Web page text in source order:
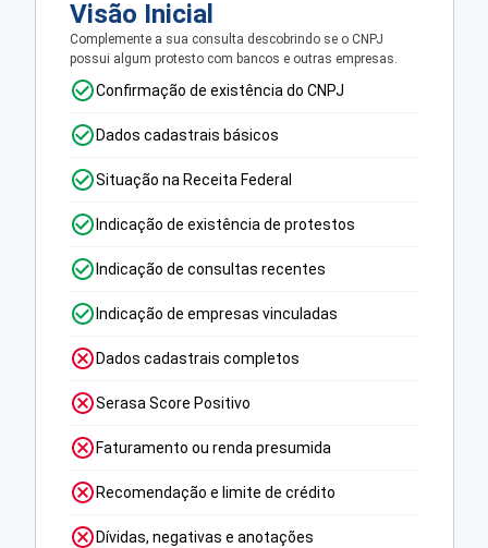
Visão Inicial
Complemente a sua consulta descobrindo se o CNPJ
possui algum protesto com bancos e outras empresas.
Confirmação de existência do CNPJ
Dados cadastrais básicos
Situação na Receita Federal
Indicação de existência de protestos
Indicação de consultas recentes
Indicação de empresas vinculadas
Dados cadastrais completos
Serasa Score Positivo
Faturamento ou renda presumida
Recomendação e limite de crédito
Dívidas, negativas e anotações